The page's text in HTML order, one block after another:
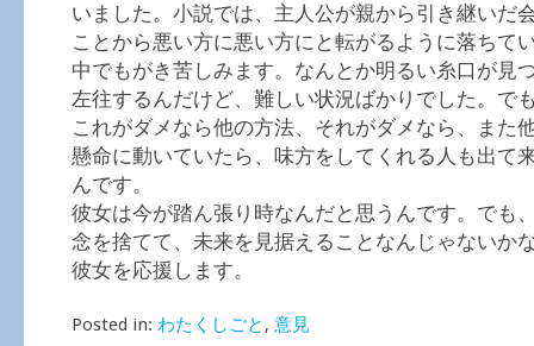
いました。小説では、主人公が親から引き継いだ
ことから悪い方に悪い方にと転がるように落ちて
中でもがき苦しみます。なんとか明るい糸口が見
左往するんだけど、難しい状況ばかりでした。で
これがダメなら他の方法、それがダメなら、また
懸命に動いていたら、味方をしてくれる人も出て
んです。
彼女は今が踏ん張り時なんだと思うんです。でも
念を捨てて、未来を見据えることなんじゃないか
彼女を応援します。
Posted in: わたくしごと , 意見